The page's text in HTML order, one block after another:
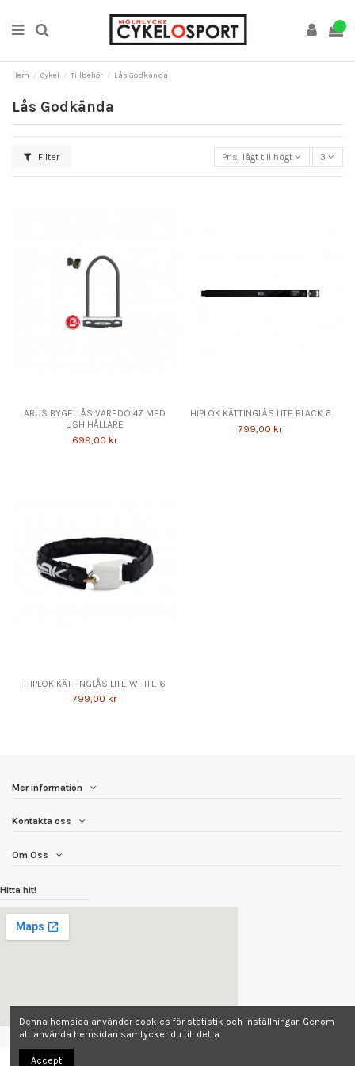
0
Hem Cykel Tillbehör Lås Godkända
Lås Godkända
Filter Pris, lågt till högt 3
ABUS BYGELLÅS VAREDO 47 MED
USH HÅLLARE
699,00 kr
HIPLOK KÄTTINGLÅS LITE BLACK 6
799,00 kr
HIPLOK KÄTTINGLÅS LITE WHITE 6
799,00 kr
Mer information
Kontakta oss
Om Oss
Hitta hit!
Denna hemsida använder cookies för statistik och inställningar. Genom
att använda hemsidan samtycker du till detta
Accept